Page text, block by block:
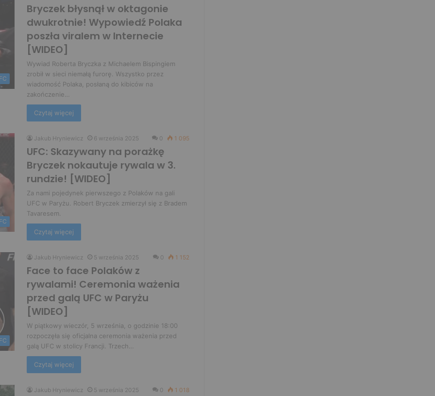
Bryczek błysnął w oktagonie
dwukrotnie! Wypowiedź Polaka
poszła viralem w Internecie
[WIDEO]
Wywiad Roberta Bryczka z Michaelem Bispingiem
zrobił w sieci niemałą furorę. Wszystko przez
wiadomość Polaka, posłaną do kibiców na
zakończenie…
Czytaj więcej
Jakub Hryniewicz 6 września 2025 0 1 095
UFC: Skazywany na porażkę
Bryczek nokautuje rywala w 3.
rundzie! [WIDEO]
Za nami pojedynek pierwszego z Polaków na gali
UFC w Paryżu. Robert Bryczek zmierzył się z Bradem
Tavaresem.
Czytaj więcej
Jakub Hryniewicz 5 września 2025 0 1 152
Face to face Polaków z
rywalami! Ceremonia ważenia
przed galą UFC w Paryżu
[WIDEO]
W piątkowy wieczór, 5 września, o godzinie 18:00
rozpoczęła się oficjalna ceremonia ważenia przed
galą UFC w stolicy Francji. Trzech…
Czytaj więcej
Jakub Hryniewicz 5 września 2025 0 1 018